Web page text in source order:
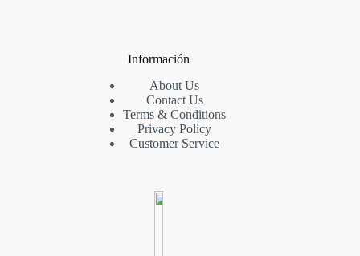
Información
About Us
Contact Us
Terms & Conditions
Privacy Policy
Customer Service